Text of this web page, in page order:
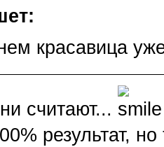
красавица
считают...
результат,